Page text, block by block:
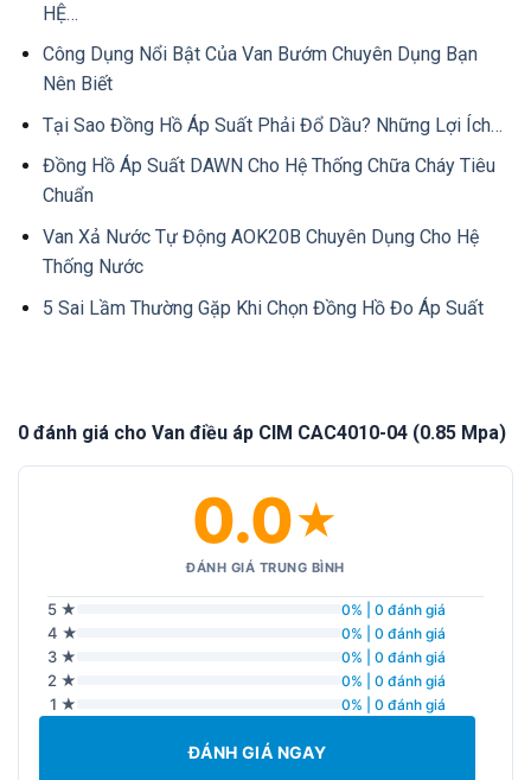
HỆ…
Công Dụng Nổi Bật Của Van Bướm Chuyên Dụng Bạn
Nên Biết
Tại Sao Đồng Hồ Áp Suất Phải Đổ Dầu? Những Lợi Ích…
Đồng Hồ Áp Suất DAWN Cho Hệ Thống Chữa Cháy Tiêu
Chuẩn
Van Xả Nước Tự Động AOK20B Chuyên Dụng Cho Hệ
Thống Nước
5 Sai Lầm Thường Gặp Khi Chọn Đồng Hồ Đo Áp Suất
0 đánh giá cho Van điều áp CIM CAC4010-04 (0.85 Mpa)
0.0★
ĐÁNH GIÁ TRUNG BÌNH
5 ★ 0% | 0 đánh giá
4 ★ 0% | 0 đánh giá
3 ★ 0% | 0 đánh giá
2 ★ 0% | 0 đánh giá
1 ★ 0% | 0 đánh giá
ĐÁNH GIÁ NGAY